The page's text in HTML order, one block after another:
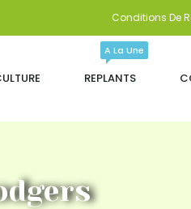
Conditions De
REPLANTS
A La Une